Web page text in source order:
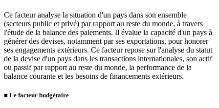
Ce facteur analyse la situation d'un pays dans son ensemble
(secteurs public et privé) par rapport au reste du monde, à travers
l'étude de la balance des paiements. Il évalue la capacité d'un pays à
générer des devises, notamment par ses exportations, pour honorer
ses engagements extérieurs. Ce facteur repose sur l'analyse du statut
de la devise d'un pays dans les transactions internationales, son actif
ou passif par rapport au reste du monde, la performance de la
balance courante et les besoins de financements extérieurs.
■ Le facteur budgétaire